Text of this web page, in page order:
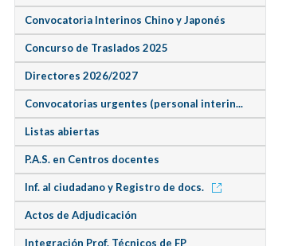
Convocatoria Interinos Chino y Japonés
Concurso de Traslados 2025
Directores 2026/2027
Convocatorias urgentes (personal interin...
Listas abiertas
P.A.S. en Centros docentes
Inf. al ciudadano y Registro de docs.
Actos de Adjudicación
Integración Prof. Técnicos de FP